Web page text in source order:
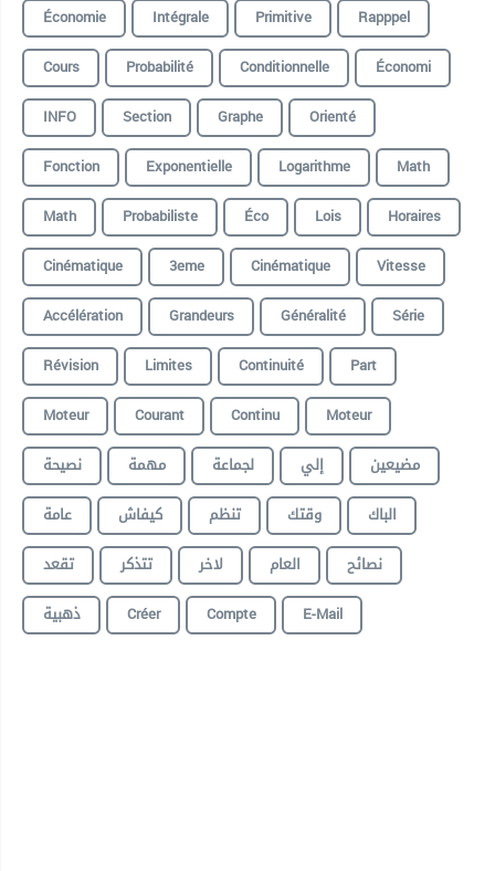
Économie
Intégrale Primitive
Rapppel
Cours
Probabilité Conditionnelle
Économi
INFO
Section Graphe
Orienté
Fonction
Exponentielle Logarithme
Math
Math
Probabiliste Éco Lois
Horaires
Cinématique
3eme Cinématique
Vitesse
Accélération
Grandeurs Généralité
Série
Révision
Limites Continuité
Part
Moteur
Courant Continu
Moteur
نصيحة
مهمة لجماعة إلي
مضيعين
عامة
كيفاش تنظم وقتك
الباك
تقعد
تتذكر لاخر العام
نصائح
ذهبية
Créer Compte E-Mail